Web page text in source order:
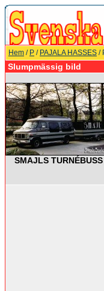
Hem / P / PAJALA HASSES /
Slumpmässig bild
SMAJLS TURNÉBUSS